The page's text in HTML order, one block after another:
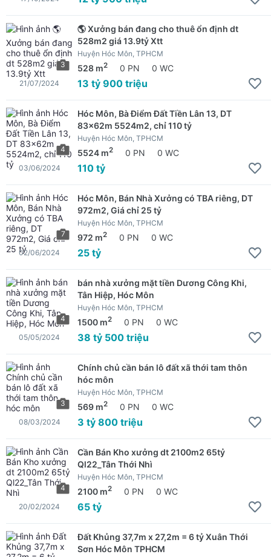
3
🌎 Xưởng bán đang cho thuê ổn định dt
528m2 giá 13.9tỷ Xtt
Huyện Hóc Môn, TPHCM
528 m2 0 PN 0 WC
13 tỷ 900 triệu
21/07/2024
4
Hóc Môn, Bà Điểm Đất Tiền Lân 13, DT
83x62m 5524m2, chỉ 110 tỷ
Huyện Hóc Môn, TPHCM
5524 m2 0 PN 0 WC
110 tỷ
03/06/2024
7
Hóc Môn, Bán Nhà Xưởng có TBA riêng, DT
972m2, Giá chỉ 25 tỷ
Huyện Hóc Môn, TPHCM
972 m2 0 PN 0 WC
25 tỷ
02/06/2024
4
bán nhà xưởng mặt tiền Dương Công Khi,
Tân Hiệp, Hóc Môn
Huyện Hóc Môn, TPHCM
1500 m2 0 PN 0 WC
38 tỷ 500 triệu
05/05/2024
3
Chính chủ cần bán lô đất xã thới tam thôn
hóc môn
Huyện Hóc Môn, TPHCM
569 m2 0 PN 0 WC
3 tỷ 800 triệu
08/03/2024
4
Cần Bán Kho xưởng dt 2100m2 65tỷ
Ql22_Tân Thới Nhì
Huyện Hóc Môn, TPHCM
2100 m2 0 PN 0 WC
65 tỷ
20/02/2024
Đất Khủng 37,7m x 27,2m = 6 tỷ Xuân Thới
Sơn Hóc Môn TPHCM